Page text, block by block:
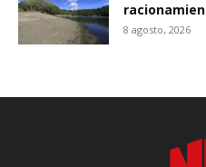
8 agosto, 2026